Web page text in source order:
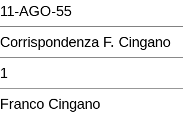
11-AGO-55
Corrispondenza F. Cingano
1
Franco Cingano